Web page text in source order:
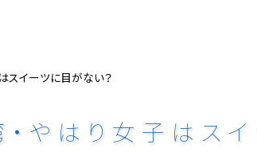
スイーツに目がない？
・やはり女子はス